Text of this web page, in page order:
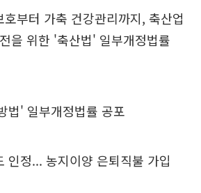
부터 가축 건강관리까지, 축산업
을 위한 '축산법' 일부개정법률
' 일부개정법률 공포
정... 농지이양 은퇴직불 가입